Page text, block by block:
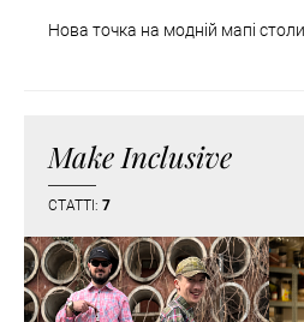
Нова точка на модній мапі
Make Inclusive
СТАТТІ: 7